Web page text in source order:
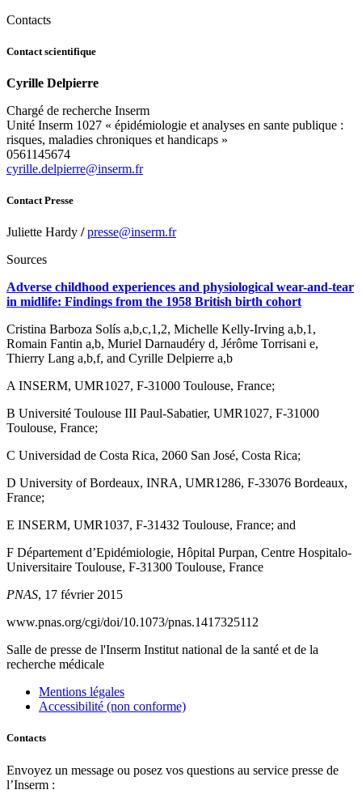
Contacts
Contact scientifique
Cyrille Delpierre
Chargé de recherche Inserm
Unité Inserm 1027 « épidémiologie et analyses en sante publique :
risques, maladies chroniques et handicaps »
0561145674
rf.mresni@erreipled.elliryc
Contact Presse
Juliette Hardy /rf.mresni@esserp
Sources
Adverse childhood experiences and physiological wear-and-tear
in midlife: Findings from the 1958 British birth cohort
Cristina Barboza Solís a,b,c,1,2, Michelle Kelly-Irving a,b,1,
Romain Fantin a,b, Muriel Darnaudéry d, Jérôme Torrisani e,
Thierry Lang a,b,f, and Cyrille Delpierre a,b
A INSERM, UMR1027, F-31000 Toulouse, France;
B Université Toulouse III Paul-Sabatier, UMR1027, F-31000
Toulouse, France;
C Universidad de Costa Rica, 2060 San José, Costa Rica;
D University of Bordeaux, INRA, UMR1286, F-33076 Bordeaux,
France;
E INSERM, UMR1037, F-31432 Toulouse, France; and
F Département d’Epidémiologie, Hôpital Purpan, Centre Hospitalo-
Universitaire Toulouse, F-31300 Toulouse, France
PNAS, 17 février 2015
www.pnas.org/cgi/doi/10.1073/pnas.1417325112
Salle de presse de l'Inserm Institut national de la santé et de la
recherche médicale
Mentions légales
Accessibilité (non conforme)
Contacts
Envoyez un message ou posez vos questions au service presse de
l’Inserm :